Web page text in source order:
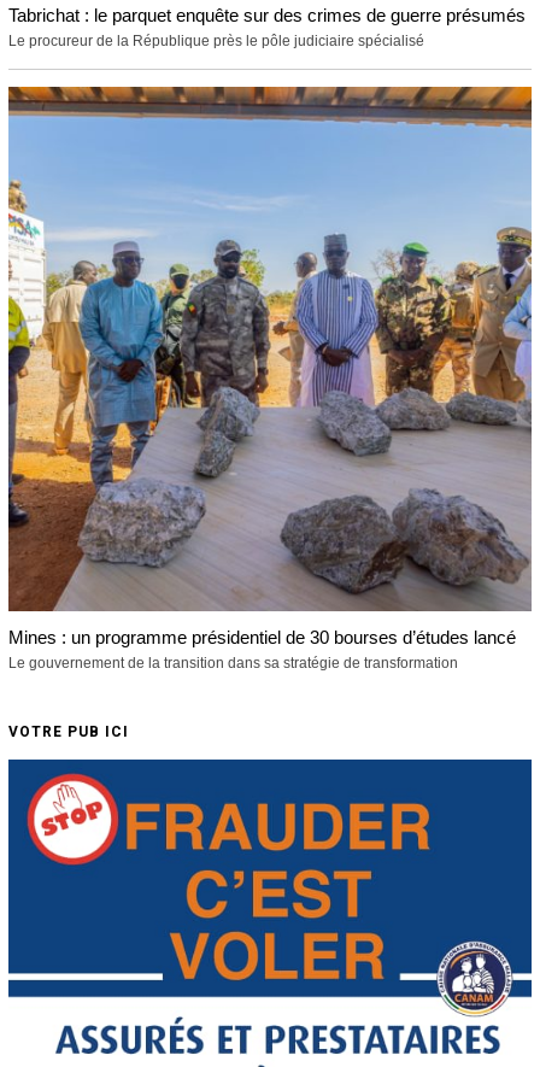
Tabrichat : le parquet enquête sur des crimes de guerre présumés
Le procureur de la République près le pôle judiciaire spécialisé
Mines : un programme présidentiel de 30 bourses d’études lancé
Le gouvernement de la transition dans sa stratégie de transformation
VOTRE PUB ICI